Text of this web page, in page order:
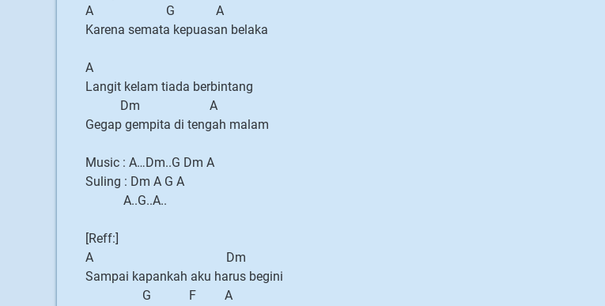
A G A
Karena semata kepuasan belaka
A
Langit kelam tiada berbintang
Dm A
Gegap gempita di tengah malam
Music : A…Dm..G Dm A
Suling : Dm A G A
A..G..A..
[Reff:]
A Dm
Sampai kapankah aku harus begini
G F A